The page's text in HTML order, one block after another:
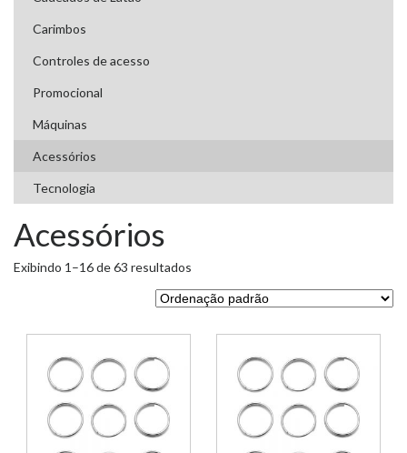
Carimbos
Controles de acesso
Promocional
Máquinas
Acessórios
Tecnologia
Acessórios
Exibindo 1–16 de 63 resultados